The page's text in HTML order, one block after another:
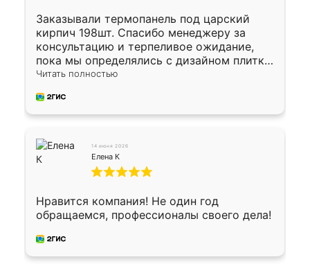
Заказывали термопанель под царский
кирпич 198шт. Спасибо менеджеру за
консультацию и терпеливое ожидание,
пока мы определялись с дизайном плитки.
Исполнен заказ в срок, спасибо
предоплата наличкой 50%. Накануне с
водителем договорились о доставке в
Окончательный расчет при получении.
Огромная благодарность водителю, помог
выгрузить. Получили коробку плитки на
Осталось дело за малым-монтировать)))
Подарили два больших вазона трапеция
из архитектурного бетона-красота.
Читать полностью
14 июня 2026
Елена К
Нравится компания! Не один год
обращаемся, профессионалы своего дела!